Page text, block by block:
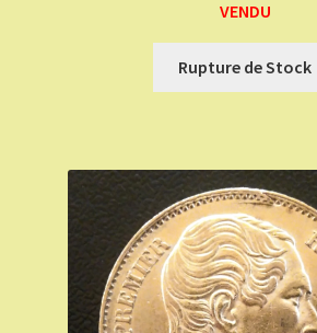
VENDU
Rupture de Stock